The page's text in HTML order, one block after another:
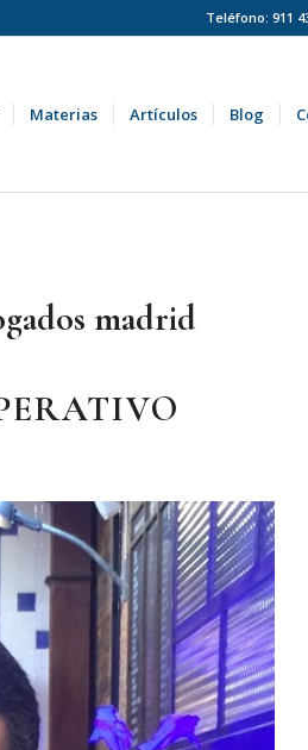
Teléfono: 911
Materias Artículos Blog
madrid